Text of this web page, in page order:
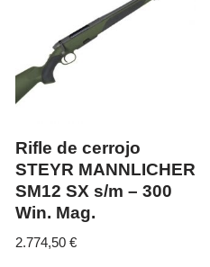
Rifle de cerrojo
STEYR MANNLICHER
SM12 SX s/m – 300
Win. Mag.
2.774,50€